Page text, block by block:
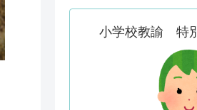
小学校教諭 特